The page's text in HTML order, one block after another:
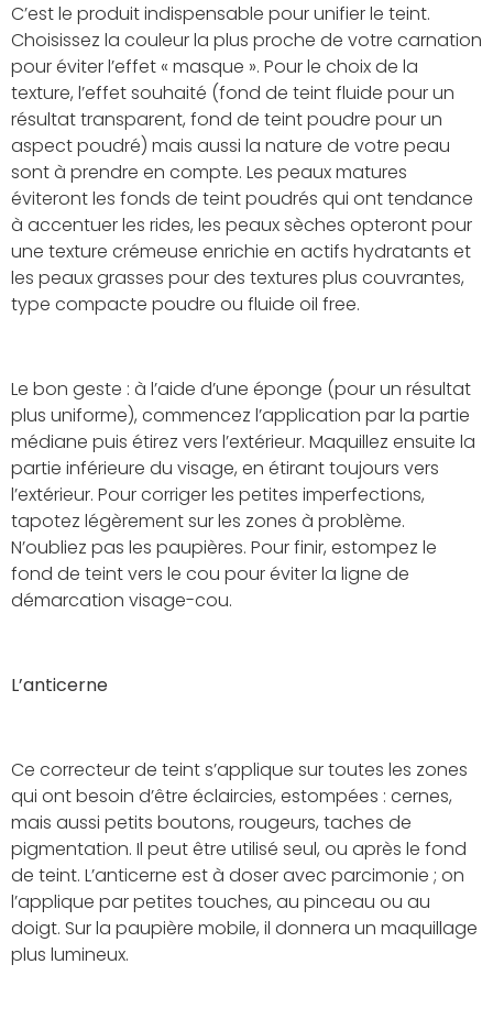
C’est le produit indispensable pour unifier le teint.
Choisissez la couleur la plus proche de votre carnation
pour éviter l’effet « masque ». Pour le choix de la
texture, l’effet souhaité (fond de teint fluide pour un
résultat transparent, fond de teint poudre pour un
aspect poudré) mais aussi la nature de votre peau
sont à prendre en compte. Les peaux matures
éviteront les fonds de teint poudrés qui ont tendance
à accentuer les rides, les peaux sèches opteront pour
une texture crémeuse enrichie en actifs hydratants et
les peaux grasses pour des textures plus couvrantes,
type compacte poudre ou fluide oil free.
Le bon geste : à l’aide d’une éponge (pour un résultat
plus uniforme), commencez l’application par la partie
médiane puis étirez vers l’extérieur. Maquillez ensuite la
partie inférieure du visage, en étirant toujours vers
l’extérieur. Pour corriger les petites imperfections,
tapotez légèrement sur les zones à problème.
N’oubliez pas les paupières. Pour finir, estompez le
fond de teint vers le cou pour éviter la ligne de
démarcation visage-cou.
L’anticerne
Ce correcteur de teint s’applique sur toutes les zones
qui ont besoin d’être éclaircies, estompées : cernes,
mais aussi petits boutons, rougeurs, taches de
pigmentation. Il peut être utilisé seul, ou après le fond
de teint. L’anticerne est à doser avec parcimonie ; on
l’applique par petites touches, au pinceau ou au
doigt. Sur la paupière mobile, il donnera un maquillage
plus lumineux.